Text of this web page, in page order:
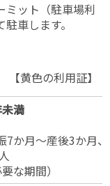
ミット（駐車場利
車します。
の利用証】
満
7か月〜産後3か月
な期間）